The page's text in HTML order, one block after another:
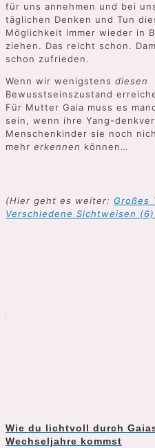
für uns annehmen und bei
täglichen Denken und Tun
Möglichkeit immer wieder in
ziehen. Das reicht schon.
schon zufrieden.
Wenn wir wenigstens diesen
Bewusstseinszustand
Für Mutter Gaia muss es
sein, wenn ihre Yang-
Menschenkinder sie noch
mehr erkennen können…
(Hier geht es weiter: Großes
Verschiedene Sichtweisen (6)
Wie du lichtvoll durch
Wechseljahre kommst